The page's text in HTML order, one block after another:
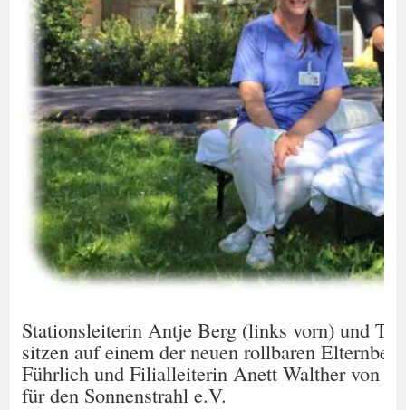
Stationsleiterin Antje Berg (links vorn) und
sitzen auf einem der neuen rollbaren
Führlich und Filialleiterin Anett Walther von
für den Sonnenstrahl e.V.